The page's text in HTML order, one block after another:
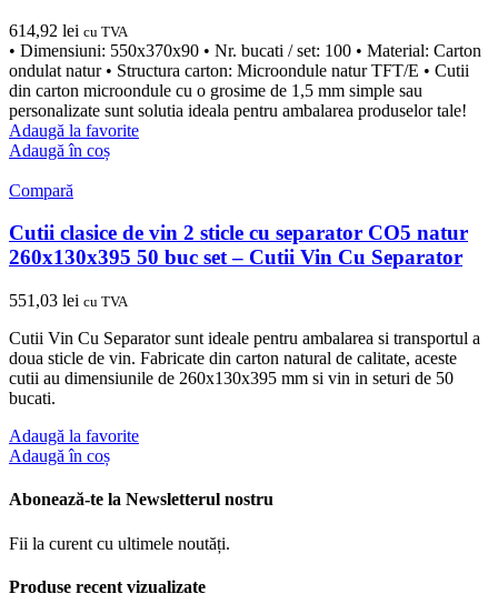
614,92 lei cu TVA
• Dimensiuni: 550x370x90 • Nr. bucati / set: 100 • Material: Carton
ondulat natur • Structura carton: Microondule natur TFT/E • Cutii
din carton microondule cu o grosime de 1,5 mm simple sau
personalizate sunt solutia ideala pentru ambalarea produselor tale!
Adaugă la favorite
Adaugă în coș
Compară
Cutii clasice de vin 2 sticle cu separator CO5 natur
260x130x395 50 buc set – Cutii Vin Cu Separator
551,03 lei cu TVA
Cutii Vin Cu Separator sunt ideale pentru ambalarea si transportul a
doua sticle de vin. Fabricate din carton natural de calitate, aceste
cutii au dimensiunile de 260x130x395 mm si vin in seturi de 50
bucati.
Adaugă la favorite
Adaugă în coș
Abonează-te la Newsletterul nostru
Fii la curent cu ultimele noutăți.
Produse recent vizualizate